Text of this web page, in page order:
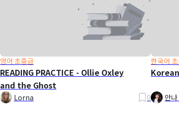
영어 초중급
READING PRACTICE - Ollie Oxley
and the Ghost
Lorna 0
한국어
안